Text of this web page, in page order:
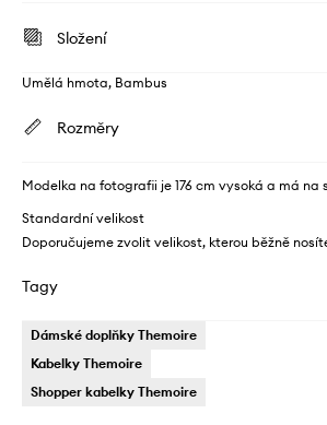
Složení
Umělá hmota, Bambus
Rozměry
Modelka na fotografii je 176 cm vysoká a má na
Standardní velikost
Doporučujeme zvolit velikost, kterou běžně
Tagy
Dámské doplňky Themoire
Kabelky Themoire
Shopper kabelky Themoire